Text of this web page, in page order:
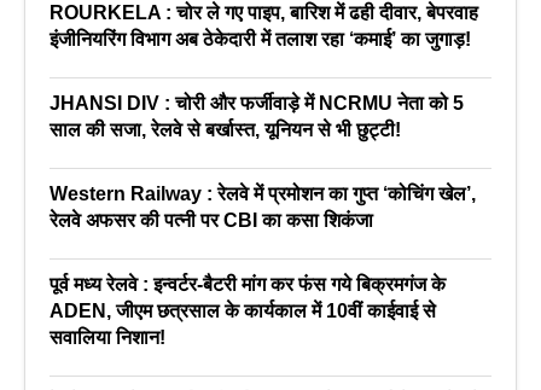
ROURKELA : चोर ले गए पाइप, बारिश में ढही दीवार, बेपरवाह
इंजीनियरिंग विभाग अब ठेकेदारी में तलाश रहा ‘कमाई’ का जुगाड़!
JHANSI DIV : चोरी और फर्जीवाड़े में NCRMU नेता को 5
साल की सजा, रेलवे से बर्खास्त, यूनियन से भी छुट्टी!
Western Railway : रेलवे में प्रमोशन का गुप्त ‘कोचिंग खेल’,
रेलवे अफसर की पत्नी पर CBI का कसा शिकंजा
पूर्व मध्य रेलवे : इन्वर्टर-बैटरी मांग कर फंस गये बिक्रमगंज के
ADEN, जीएम छत्रसाल के कार्यकाल में 10वीं काईवाई से
सवालिया निशान!